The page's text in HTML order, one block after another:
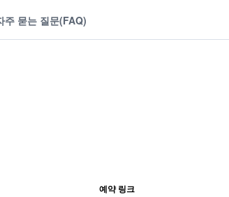
주 묻는 질문(FAQ)
예약 링크